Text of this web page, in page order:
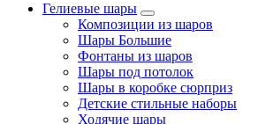
Гелиевые шары
Композиции из шаров
Шары Большие
Фонтаны из шаров
Шары под потолок
Шары в коробке сюрприз
Детские стильные наборы
Ходячие шары